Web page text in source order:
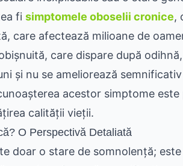
fi simptomele oboselii cronice,
care afectează milioane de
care dispare după
și nu se ameliorează
acestor simptome
calității vieții.
O Perspectivă Detaliată
doar o stare de somnolență;